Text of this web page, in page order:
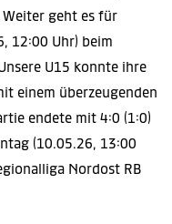
geht es für
12:00 Uhr) beim
U15 konnte ihre
einem überzeugenden
endete mit 4:0 (1:0)
(10.05.26, 13:00
Nordost RB